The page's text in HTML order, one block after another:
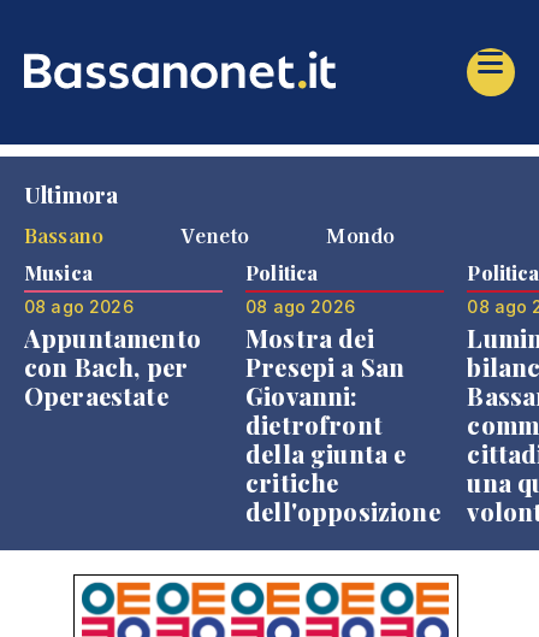
Ultimora
Bassano
Veneto Mondo
Musica
08 ago 2026
Appuntamento
con Bach, per
Operaestate
Politica
08 ago 2026
Mostra dei
Presepi a San
Giovanni:
dietrofront
della giunta e
critiche
dell'opposizione
Politica
08 ago
una